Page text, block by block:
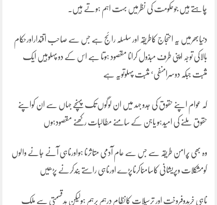
چاہتے ہیں جوحکومت کی نظرمیں بہت اہم ہوتے ہیں۔
دنیابھرمیں یہ احتجاج کاطریقہ اور سلسلہ رائج ہے جس سے صاحب اقتداراورحکام
بالاکی توجہ اپنی طرف مبذول کرانا مقصود ہوتا ہے اس کے دو پہلوہیں ایک
مثبت جبکہ دوسرامنفی‘ مثبت پہلوتویہ ہے
کہ عوام اپنے حقوق کی جدو جہد میں ان لوگوں تک پہنچے جہاں سے ان کواپنے
حقوق ملنے کی امیدہو یاجن کے سامنے مطالبات رکھنے مقصودہوں
وہ بھی پُرامن طریقہ سے جس سے عام آدمی متاثرنا ہواورناہی آنے جانے والوں
کومشکلات وپریشانی کاسامناکرناپڑے اورناہی راستے بندکرنے پڑھیں
ناہی خریدوفروخت اور ترسیلات کانظام درہم برہم ہولیکن بدقسمتی سے ملک